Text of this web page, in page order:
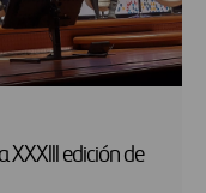
XXXIII edición de